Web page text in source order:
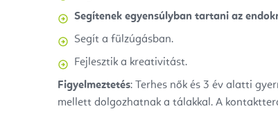
Segítenek egyensúlyban tartani az
Segít a fülzúgásban.
Fejlesztik a kreativitást.
Figyelmeztetés: Terhes nők és 3 év alatti
mellett dolgozhatnak a tálakkal. A